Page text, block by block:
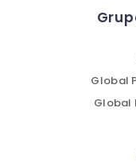
Global
Global